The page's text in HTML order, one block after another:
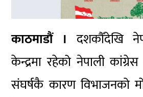
काठमाडौं ।दशकौँदेखि
केन्द्रमा रहेको नेपाली
संघर्षकै कारण विभाजनको